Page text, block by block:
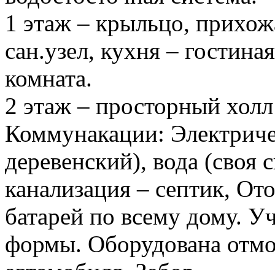
1 этаж – крыльцо,
сан.узел, кухня –
комната.
2 этаж – просторный
Коммунакации:
деревенский), вода (своя
канализация – септик,
батарей по всему дому.
формы. Оборудована